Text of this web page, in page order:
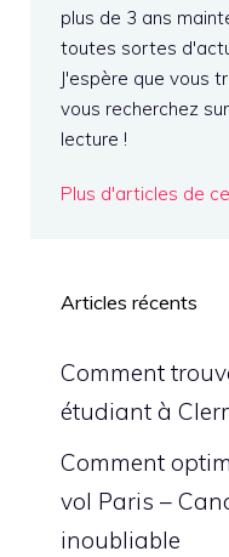
plus de 3 ans
toutes sortes
J'espère que vous
vous recherchez
lecture !
Plus d'articles de
Articles récents
Comment
étudiant à
Comment
vol Paris –
inoubliable